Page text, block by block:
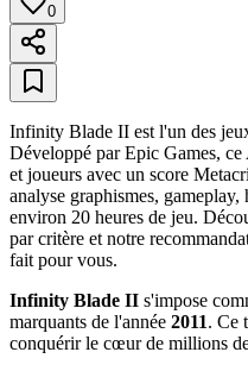
0
Infinity Blade II est l'un des
Développé par Epic Games,
et joueurs avec un score
analyse graphismes,
environ 20 heures de jeu.
par critère et notre
fait pour vous.
Infinity Blade II s'impose
marquants de l'année 2011. Ce
conquérir le cœur de millions